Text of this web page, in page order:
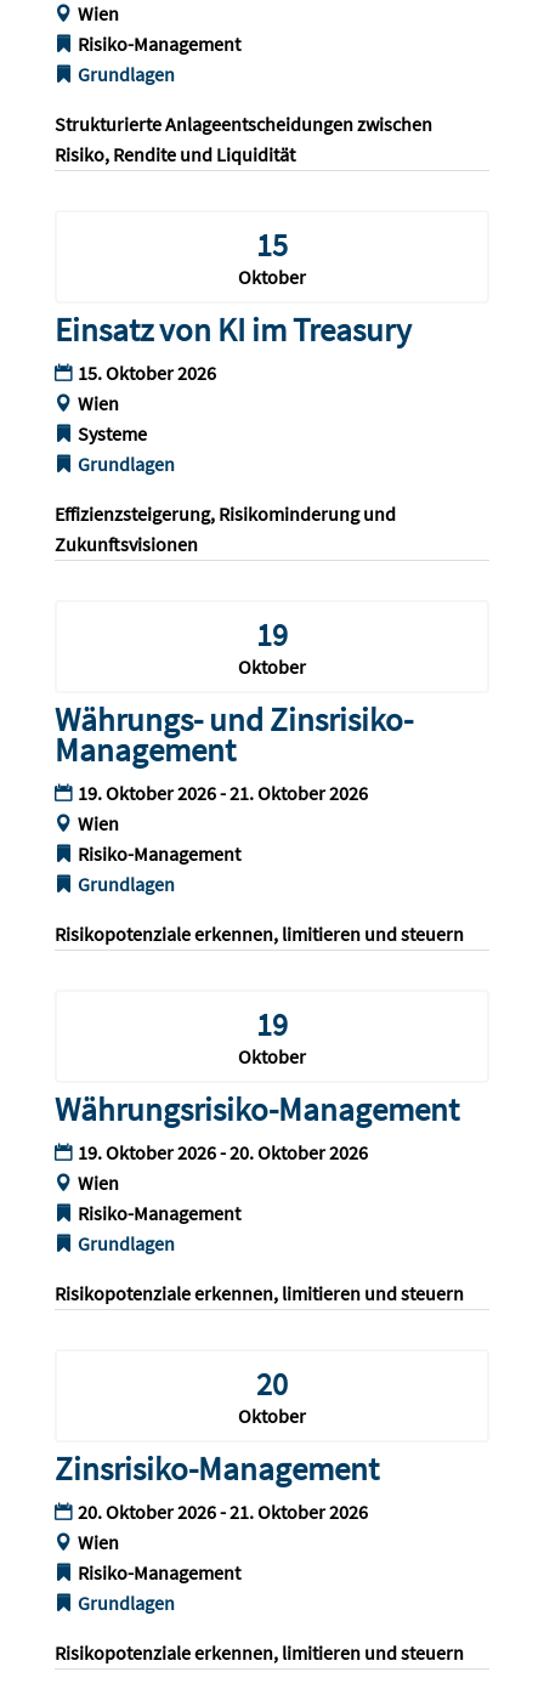
Wien
Risiko-Management
Grundlagen
Strukturierte Anlageentscheidungen zwischen
Risiko, Rendite und Liquidität
15
Oktober
Einsatz von KI im Treasury
15. Oktober 2026
Wien
Systeme
Grundlagen
Effizienzsteigerung, Risikominderung und
Zukunftsvisionen
19
Oktober
Währungs- und Zinsrisiko-
Management
19. Oktober 2026 - 21. Oktober 2026
Wien
Risiko-Management
Grundlagen
Risikopotenziale erkennen, limitieren und steuern
19
Oktober
Währungsrisiko-Management
19. Oktober 2026 - 20. Oktober 2026
Wien
Risiko-Management
Grundlagen
Risikopotenziale erkennen, limitieren und steuern
20
Oktober
Zinsrisiko-Management
20. Oktober 2026 - 21. Oktober 2026
Wien
Risiko-Management
Grundlagen
Risikopotenziale erkennen, limitieren und steuern